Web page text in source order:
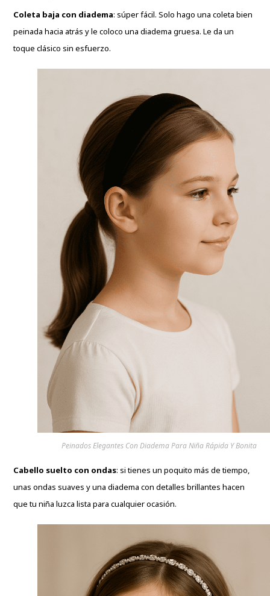
Coleta baja con diadema: súper fácil. Solo hago una coleta bien
peinada hacia atrás y le coloco una diadema gruesa. Le da un
toque clásico sin esfuerzo.
Peinados Elegantes Con Diadema Para Niña Rápida Y Bonita
Cabello suelto con ondas: si tienes un poquito más de tiempo,
unas ondas suaves y una diadema con detalles brillantes hacen
que tu niña luzca lista para cualquier ocasión.